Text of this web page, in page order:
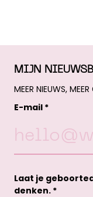
MIJN
MEER NIEUWS,
E-mail *
Laat je
denken. *